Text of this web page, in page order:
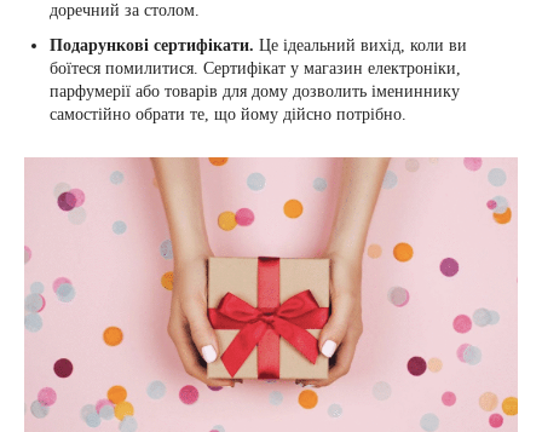
доречний за столом.
Подарункові сертифікати. Це ідеальний вихід, коли ви
боїтеся помилитися. Сертифікат у магазин електроніки,
парфумерії або товарів для дому дозволить імениннику
самостійно обрати те, що йому дійсно потрібно.